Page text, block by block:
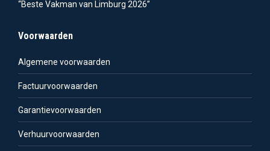
“Beste Vakman van Limburg 2026”
Voorwaarden
Algemene voorwaarden
Factuurvoorwaarden
Garantievoorwaarden
Verhuurvoorwaarden